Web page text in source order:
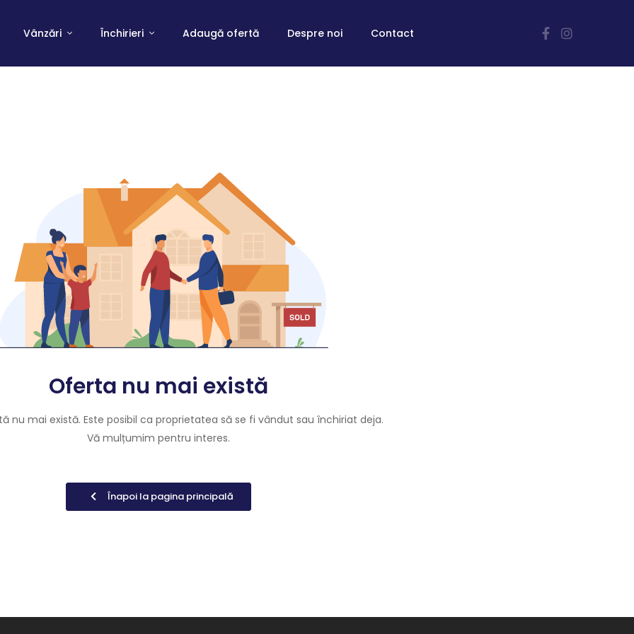
Vânzări Închirieri Adaugă ofertă Despre noi Contact
Oferta nu mai există
nu mai există. Este posibil ca proprietatea să se fi vândut sau închiriat deja.
Vă mulțumim pentru interes.
Înapoi la pagina principală